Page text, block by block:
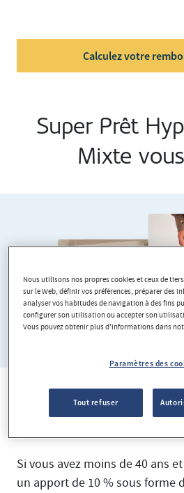
Calculez votre
Super Prêt
Mixte
Financement
Si vous avez moins de 40 ans
un apport de 10 % sous forme
Nous utilisons nos propres cookies et ceux de
sur le Web, définir vos préférences, préparer des
analyser vos habitudes de navigation à des fins
configurer son utilisation ou accepter son
Vous pouvez obtenir plus d'informations dans
Paramètres des
Tout refuser